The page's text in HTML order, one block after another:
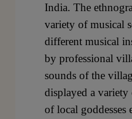
India. The
variety of musical
different musical
by professional
sounds of the
displayed a
of local goddesses